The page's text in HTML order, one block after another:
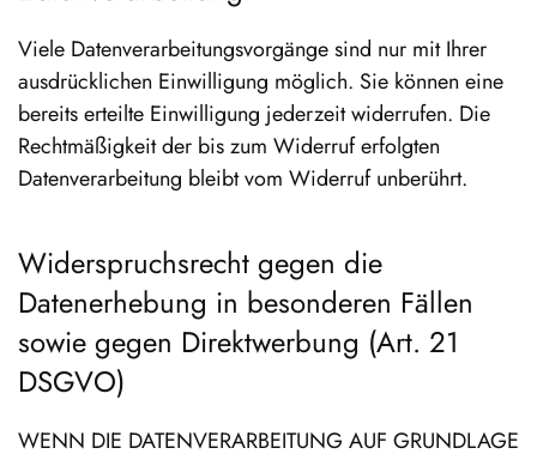
Viele Datenverarbeitungsvorgänge sind nur mit Ihrer
ausdrücklichen Einwilligung möglich. Sie können eine
bereits erteilte Einwilligung jederzeit widerrufen. Die
Rechtmäßigkeit der bis zum Widerruf erfolgten
Datenverarbeitung bleibt vom Widerruf unberührt.
Widerspruchsrecht gegen die
Datenerhebung in besonderen Fällen
sowie gegen Direktwerbung (Art. 21
DSGVO)
WENN DIE DATENVERARBEITUNG AUF GRUNDLAGE